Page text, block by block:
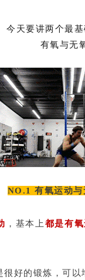
今天要讲两个最基
有氧与无
NO.1 有氧运动与
，基本上 都是有
好的锻炼，可以